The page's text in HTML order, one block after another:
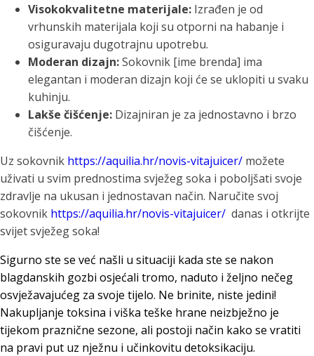
Visokokvalitetne materijale: Izrađen je od
vrhunskih materijala koji su otporni na habanje i
osiguravaju dugotrajnu upotrebu.
Moderan dizajn:Sokovnik [ime brenda] ima
elegantan i moderan dizajn koji će se uklopiti u svaku
kuhinju.
Lakše čišćenje: Dizajniran je za jednostavno i brzo
čišćenje.
Uz sokovnik https://aquilia.hr/novis-vitajuicer/ možete
uživati u svim prednostima svježeg soka i poboljšati svoje
zdravlje na ukusan i jednostavan način. Naručite svoj
sokovnik https://aquilia.hr/novis-vitajuicer/ danas i otkrijte
svijet svježeg soka!
Sigurno ste se već našli u situaciji kada ste se nakon
blagdanskih gozbi osjećali tromo, naduto i željno nečeg
osvježavajućeg za svoje tijelo. Ne brinite, niste jedini!
Nakupljanje toksina i viška teške hrane neizbježno je
tijekom praznične sezone, ali postoji način kako se vratiti
na pravi put uz nježnu i učinkovitu detoksikaciju.